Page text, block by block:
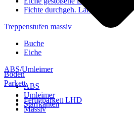
Fichte durchgeh. Lamellen
Treppenstufen massiv
Buche
Eiche
ABS/Umleimer
ABS
Umleimer
Starrkanten
Boden
Parkett
Fertigparkett LHD
Massiv